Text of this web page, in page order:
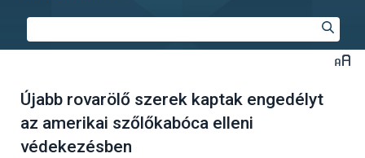
Újabb rovarölő szerek kaptak engedélyt
az amerikai szőlőkabóca elleni
védekezésben